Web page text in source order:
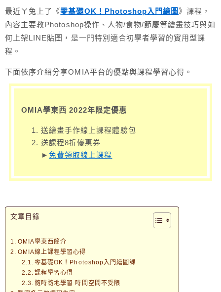
最近ㄚ兔上了《零基礎OK！Photoshop入門繪圖 》課程，
內容主要教Photoshop操作、人物/食物/節慶等繪畫技巧與如
何上架LINE貼圖，是一門特別適合初學者學習的實用型課
程。
下面依序介紹分享OMIA平台的優點與課程學習心得。
OMIA學東西 2022年限定優惠
送繪畫手作線上課程體驗包
送課程8折優惠券
►免費領取線上課程
文章目錄
OMIA學東西簡介
OMIA線上課程學習心得
零基礎OK！Photoshop入門繪圖課
課程學習心得
隨時隨地學習 時間空間不受限